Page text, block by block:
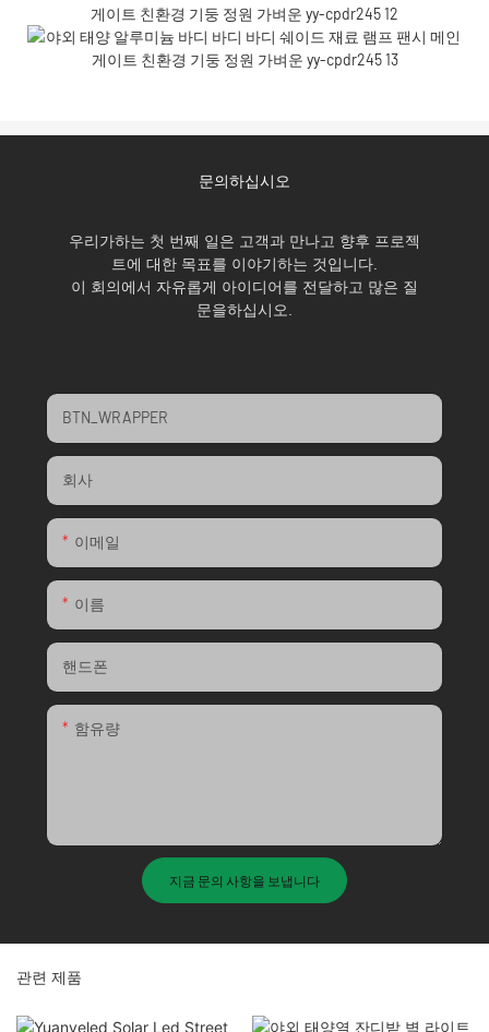
문의하십시오
우리가하는 첫 번째 일은 고객과 만나고 향후 프로젝
트에 대한 목표를 이야기하는 것입니다.
이 회의에서 자유롭게 아이디어를 전달하고 많은 질
문을하십시오.
BTN_WRAPPER
회사
이메일
이름
핸드폰
함유량
지금 문의 사항을 보냅니다
관련 제품